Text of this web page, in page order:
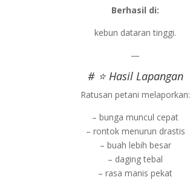
Berhasil di:
kebun dataran tinggi.
—
# ⭐ Hasil Lapangan
Ratusan petani melaporkan:
– bunga muncul cepat
– rontok menurun drastis
– buah lebih besar
– daging tebal
– rasa manis pekat